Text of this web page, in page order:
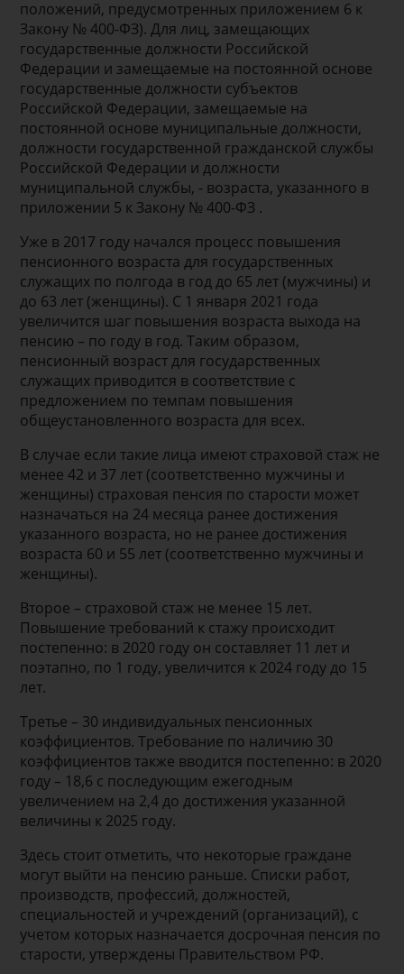
положений, предусмотренных приложением 6 к
Закону № 400-ФЗ). Для лиц, замещающих
государственные должности Российской
Федерации и замещаемые на постоянной основе
государственные должности субъектов
Российской Федерации, замещаемые на
постоянной основе муниципальные должности,
должности государственной гражданской службы
Российской Федерации и должности
муниципальной службы, - возраста, указанного в
приложении 5 к Закону № 400-ФЗ .
Уже в 2017 году начался процесс повышения
пенсионного возраста для государственных
служащих по полгода в год до 65 лет (мужчины) и
до 63 лет (женщины). С 1 января 2021 года
увеличится шаг повышения возраста выхода на
пенсию – по году в год. Таким образом,
пенсионный возраст для государственных
служащих приводится в соответствие с
предложением по темпам повышения
общеустановленного возраста для всех.
В случае если такие лица имеют страховой стаж не
менее 42 и 37 лет (соответственно мужчины и
женщины) страховая пенсия по старости может
назначаться на 24 месяца ранее достижения
указанного возраста, но не ранее достижения
возраста 60 и 55 лет (соответственно мужчины и
женщины).
Второе – страховой стаж не менее 15 лет.
Повышение требований к стажу происходит
постепенно: в 2020 году он составляет 11 лет и
поэтапно, по 1 году, увеличится к 2024 году до 15
лет.
Третье – 30 индивидуальных пенсионных
коэффициентов. Требование по наличию 30
коэффициентов также вводится постепенно: в 2020
году – 18,6 с последующим ежегодным
увеличением на 2,4 до достижения указанной
величины к 2025 году.
Здесь стоит отметить, что некоторые граждане
могут выйти на пенсию раньше. Списки работ,
производств, профессий, должностей,
специальностей и учреждений (организаций), с
учетом которых назначается досрочная пенсия по
старости, утверждены Правительством РФ.